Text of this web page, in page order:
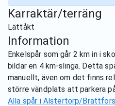
Karraktär/terräng
Lättåkt
Information
Enkelspår som går 2 km in i
bildar en 4 km-slinga. Detta
manuellt, även om det finns
större vändplats att parkera
Alla spår i Alstertorp/